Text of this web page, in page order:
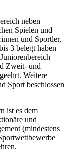
neben
Spielen und
und Sportler,
3 belegt haben
Zweit- und
Weitere
Sport beschlossen
ist es dem
und
(mindestens